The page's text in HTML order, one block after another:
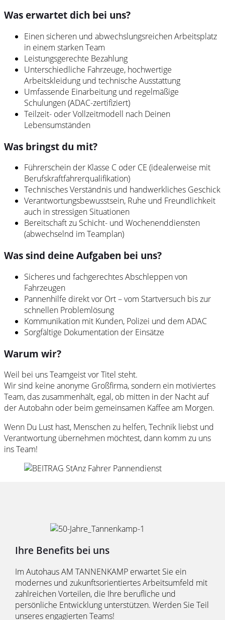
Was erwartet dich bei uns?
Einen sicheren und abwechslungsreichen Arbeitsplatz
in einem starken Team
Leistungsgerechte Bezahlung
Unterschiedliche Fahrzeuge, hochwertige
Arbeitskleidung und technische Ausstattung
Umfassende Einarbeitung und regelmäßige
Schulungen (ADAC-zertifiziert)
Teilzeit- oder Vollzeitmodell nach Deinen
Lebensumständen
Was bringst du mit?
Führerschein der Klasse C oder CE (idealerweise mit
Berufskraftfahrerqualifikation)
Technisches Verständnis und handwerkliches Geschick
Verantwortungsbewusstsein, Ruhe und Freundlichkeit
auch in stressigen Situationen
Bereitschaft zu Schicht- und Wochenenddiensten
(abwechselnd im Teamplan)
Was sind deine Aufgaben bei uns?
Sicheres und fachgerechtes Abschleppen von
Fahrzeugen
Pannenhilfe direkt vor Ort – vom Startversuch bis zur
schnellen Problemlösung
Kommunikation mit Kunden, Polizei und dem ADAC
Sorgfältige Dokumentation der Einsätze
Warum wir?
Weil bei uns Teamgeist vor Titel steht.
Wir sind keine anonyme Großfirma, sondern ein motiviertes
Team, das zusammenhält, egal, ob mitten in der Nacht auf
der Autobahn oder beim gemeinsamen Kaffee am Morgen.
Wenn Du Lust hast, Menschen zu helfen, Technik liebst und
Verantwortung übernehmen möchtest, dann komm zu uns
ins Team!
Ihre Benefits bei uns
Im Autohaus AM TANNENKAMP erwartet Sie ein
modernes und zukunftsorientiertes Arbeitsumfeld mit
zahlreichen Vorteilen, die Ihre berufliche und
persönliche Entwicklung unterstützen. Werden Sie Teil
unseres engagierten Teams!